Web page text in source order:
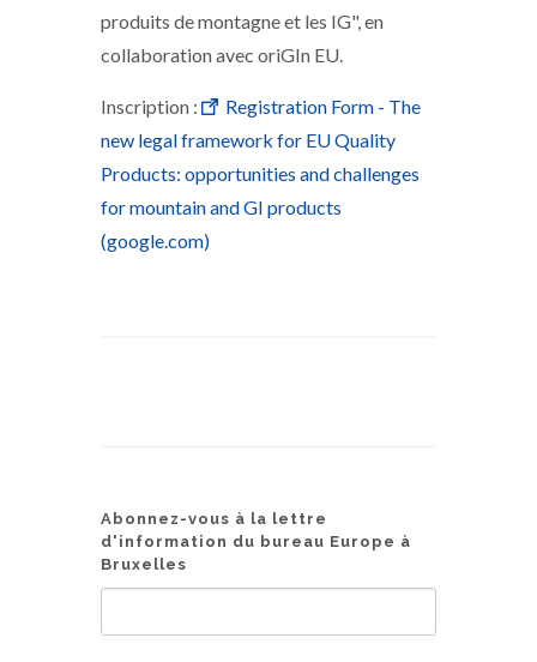
produits de montagne et les IG", en
collaboration avec oriGIn EU.
Inscription :
Registration Form - The
new legal framework for EU Quality
Products: opportunities and challenges
for mountain and GI products
(google.com)
Abonnez-vous à la lettre
d'information du bureau Europe à
Bruxelles